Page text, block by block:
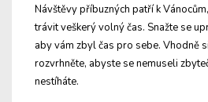
Návštěvy příbuzných patří k
trávit veškerý volný čas. Snažte se
aby vám zbyl čas pro sebe. Vhodně
rozvrhněte, abyste se nemuseli
nestíháte.